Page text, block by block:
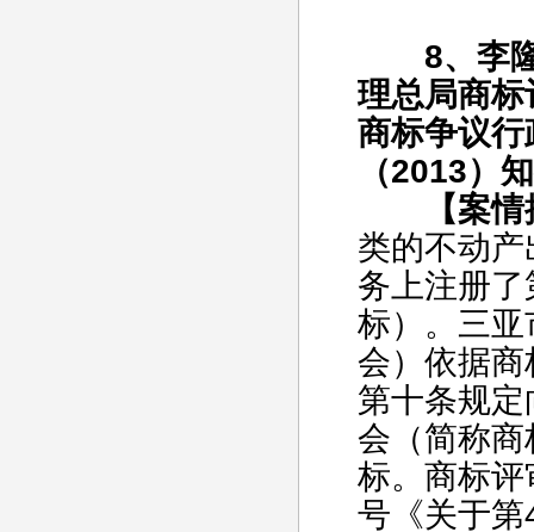
8、李隆
理总局商
商标争议
（2013）
【案情
类的不动
务上注册了
标）。三
会）依据
第十条规
会（简称
标。商标
号《关于第